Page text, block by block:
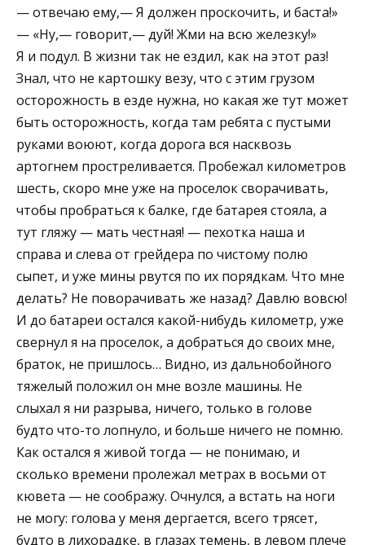
— отвечаю ему,— Я должен проскочить, и баста!»
— «Ну,— говорит,— дуй! Жми на всю железку!»
Я и подул. В жизни так не ездил, как на этот раз!
Знал, что не картошку везу, что с этим грузом
осторожность в езде нужна, но какая же тут может
быть осторожность, когда там ребята с пустыми
руками воюют, когда дорога вся насквозь
артогнем простреливается. Пробежал километров
шесть, скоро мне уже на проселок сворачивать,
чтобы пробраться к балке, где батарея стояла, а
тут гляжу — мать честная! — пехотка наша и
справа и слева от грейдера по чистому полю
сыпет, и уже мины рвутся по их порядкам. Что мне
делать? Не поворачивать же назад? Давлю вовсю!
И до батареи остался какой-нибудь километр, уже
свернул я на проселок, а добраться до своих мне,
браток, не пришлось… Видно, из дальнобойного
тяжелый положил он мне возле машины. Не
слыхал я ни разрыва, ничего, только в голове
будто что-то лопнуло, и больше ничего не помню.
Как остался я живой тогда — не понимаю, и
сколько времени пролежал метрах в восьми от
кювета — не соображу. Очнулся, а встать на ноги
не могу: голова у меня дергается, всего трясет,
будто в лихорадке, в глазах темень, в левом плече